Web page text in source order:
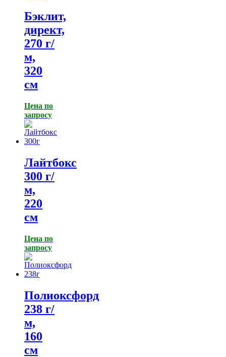
Бэклит,
директ,
270 г/
м,
320
см
Цена по
запросу
Лайтбокс
300 г/
м,
220
см
Цена по
запросу
Полиоксфорд
238 г/
м,
160
см